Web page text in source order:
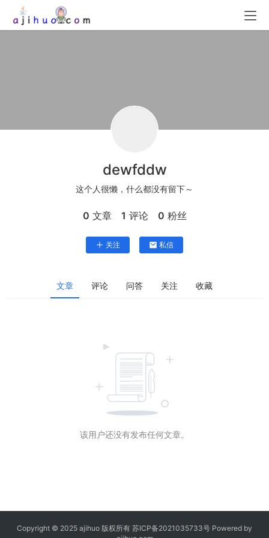
dewfddw
这个人很懒，什么都没有留下～
0 文章 1 评论 0 粉丝
关注 私信
文章 评论 问答 关注 收藏
该用户还没有发布任何文章。
Copyright © 2025 ajihuo 版权所有 苏ICP备2021035733号 Powered by